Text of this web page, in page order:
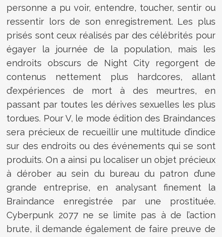
personne a pu voir, entendre, toucher, sentir ou
ressentir lors de son enregistrement. Les plus
prisés sont ceux réalisés par des célébrités pour
égayer la journée de la population, mais les
endroits obscurs de Night City regorgent de
contenus nettement plus hardcores, allant
d’expériences de mort à des meurtres, en
passant par toutes les dérives sexuelles les plus
tordues. Pour V, le mode édition des Braindances
sera précieux de recueillir une multitude d’indice
sur des endroits ou des événements qui se sont
produits. On a ainsi pu localiser un objet précieux
à dérober au sein du bureau du patron d’une
grande entreprise, en analysant finement la
Braindance enregistrée par une prostituée.
Cyberpunk 2077 ne se limite pas à de l’action
brute, il demande également de faire preuve de